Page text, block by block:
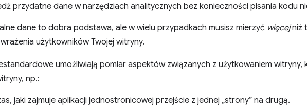
przydatne dane w narzędziach analitycznych bez konieczności pisania kodu
dane to dobra podstawa, ale w wielu przypadkach musisz mierzyć więcejniż
użytkowników Twojej witryny.
umożliwiają pomiar aspektów związanych z użytkowaniem
np.:
jaki zajmuje aplikacji jednostronicowej przejście z jednej „strony” na drugą.